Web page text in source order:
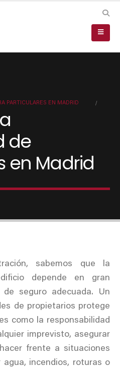
PARTICULARES EN MADRID
de
en Madrid
sabemos que la
depende en gran
seguro adecuada. Un
de propietarios protege
como la responsabilidad
imprevisto, asegurar
frente a situaciones
incendios, roturas o